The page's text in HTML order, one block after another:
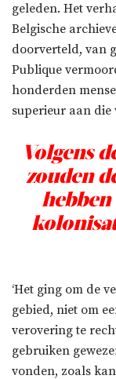
geleden. Het
Belgische
doorverteld, van
Publique
honderden
superieur aan die
Volgens
zouden
‘Het ging om de
gebied, niet om
verovering te
gebruiken
vonden, zoals